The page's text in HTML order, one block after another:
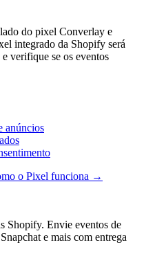
do pixel Converlay e
integrado da Shopify será
verifique se os eventos
anúncios
o Pixel funciona →
Shopify. Envie eventos de
e mais com entrega